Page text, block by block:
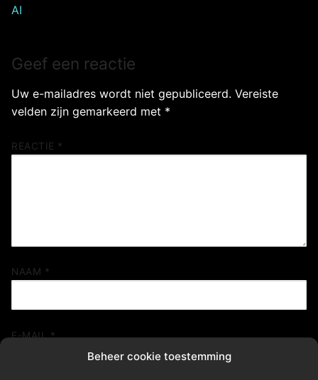
Beheer cookie toestemming
AI
Geef een reactie
Uw e-mailadres wordt niet gepubliceerd. Vereiste
velden zijn gemarkeerd met *
REACTIE *
NAAM *
E-MAIL*